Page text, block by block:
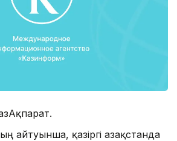
айтуынша, қазіргі Қазақстанда